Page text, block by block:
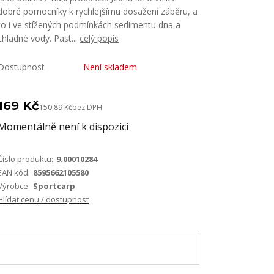
pomocníky k rychlejšímu dosažení záběru, a
i ve stížených podmínkách sedimentu dna a
vody. Past... celý popis
Není skladem
Kč150,89 Kčbez DPH
není k dispozici
produktu: 9.00010284
kód: 8595662105580
Sportcarp
cenu / dostupnost